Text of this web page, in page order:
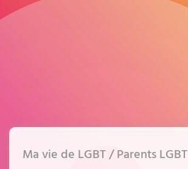
Ma vie de LGBT / Parents LGBT